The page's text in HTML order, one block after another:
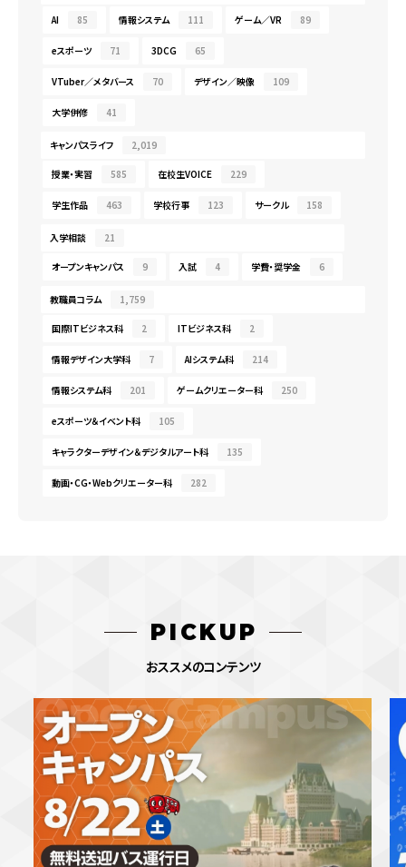
AI 85 情報システム 111 ゲーム／VR 89
eスポーツ 71 3DCG 65
VTuber／メタバース 70 デザイン／映像 109
大学併修 41
キャンパスライフ 2,019
授業・実習 585 在校生VOICE 229
学生作品 463 学校行事 123 サークル 158
入学相談 21
オープンキャンパス 9 入試 4 学費・奨学金 6
教職員コラム 1,759
国際ITビジネス科 2 ITビジネス科 2
情報デザイン大学科 7 AIシステム科 214
情報システム科 201 ゲームクリエーター科 250
eスポーツ＆イベント科 105
キャラクターデザイン＆デジタルアート科 135
動画・CG・Webクリエーター科 282
PICKUP
おススメのコンテンツ